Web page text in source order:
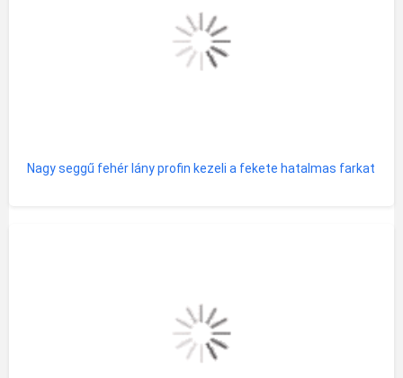
Nagy seggű fehér lány profin kezeli a fekete hatalmas farkat